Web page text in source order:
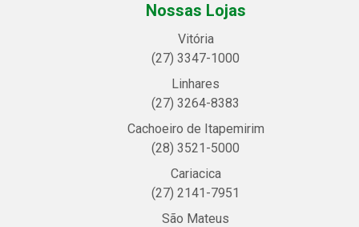
Nossas Lojas
Vitória
(27) 3347-1000
Linhares
(27) 3264-8383
Cachoeiro de Itapemirim
(28) 3521-5000
Cariacica
(27) 2141-7951
São Mateus